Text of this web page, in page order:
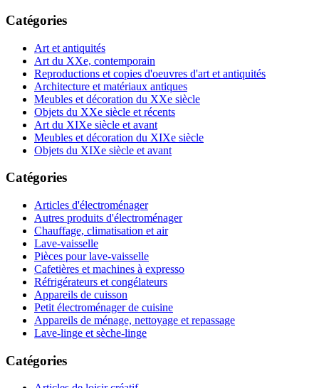
Catégories
Art et antiquités
Art du XXe, contemporain
Reproductions et copies d'oeuvres d'art et antiquités
Architecture et matériaux antiques
Meubles et décoration du XXe siècle
Objets du XXe siècle et récents
Art du XIXe siècle et avant
Meubles et décoration du XIXe siècle
Objets du XIXe siècle et avant
Catégories
Articles d'électroménager
Autres produits d'électroménager
Chauffage, climatisation et air
Lave-vaisselle
Pièces pour lave-vaisselle
Cafetières et machines à expresso
Réfrigérateurs et congélateurs
Appareils de cuisson
Petit électroménager de cuisine
Appareils de ménage, nettoyage et repassage
Lave-linge et sèche-linge
Catégories